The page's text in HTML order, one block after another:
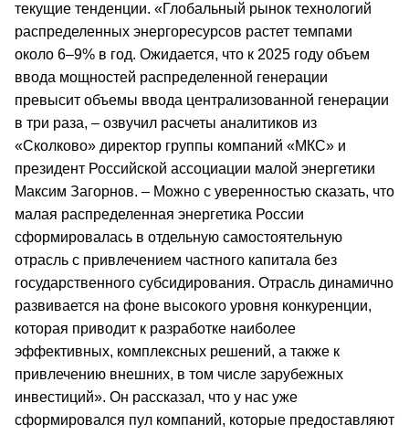
текущие тенденции. «Глобальный рынок технологий
распределенных энергоресурсов растет темпами
около 6–9% в год. Ожидается, что к 2025 году объем
ввода мощностей распределенной генерации
превысит объемы ввода централизованной генерации
в три раза, – озвучил расчеты аналитиков из
«Сколково» директор группы компаний «МКС» и
президент Российской ассоциации малой энергетики
Максим Загорнов. – Можно с уверенностью сказать, что
малая распределенная энергетика России
сформировалась в отдельную самостоятельную
отрасль с привлечением частного капитала без
государственного субсидирования. Отрасль динамично
развивается на фоне высокого уровня конкуренции,
которая приводит к разработке наиболее
эффективных, комплексных решений, а также к
привлечению внешних, в том числе зарубежных
инвестиций». Он рассказал, что у нас уже
сформировался пул компаний, которые предоставляют